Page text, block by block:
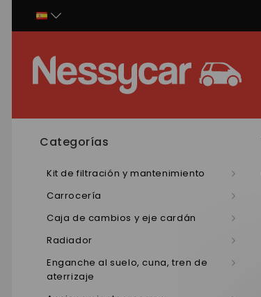
Categorías
Kit de filtración y mantenimiento
Carrocería
Caja de cambios y eje cardán
Radiador
Enganche al suelo, cuna, tren de
aterrizaje